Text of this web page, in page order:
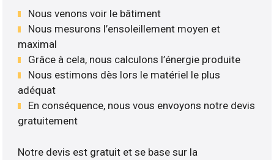
Nous venons voir le bâtiment
Nous mesurons l’ensoleillement moyen et
maximal
Grâce à cela, nous calculons l’énergie produite
Nous estimons dès lors le matériel le plus
adéquat
En conséquence, nous vous envoyons notre devis
gratuitement
Notre devis est gratuit et se base sur la